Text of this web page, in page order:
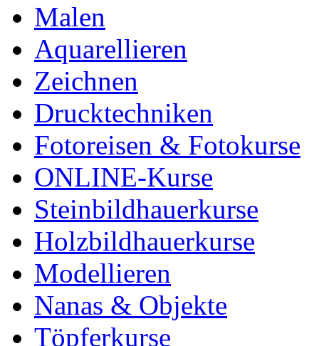
Malen
Aquarellieren
Zeichnen
Drucktechniken
Fotoreisen & Fotokurse
ONLINE-Kurse
Steinbildhauerkurse
Holzbildhauerkurse
Modellieren
Nanas & Objekte
Töpferkurse